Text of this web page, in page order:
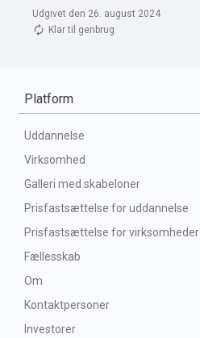
Udgivet den 26. august 2024
Klar til genbrug
Platform
Uddannelse
Virksomhed
Galleri med skabeloner
Prisfastsættelse for uddannelse
Prisfastsættelse for virksomheder
Fællesskab
Om
Kontaktpersoner
Investorer